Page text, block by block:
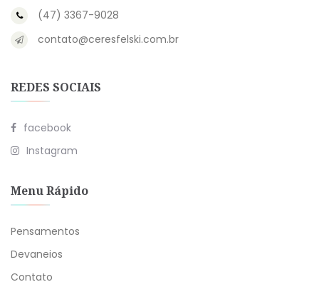
(47) 3367-9028
contato@ceresfelski.com.br
REDES SOCIAIS
facebook
Instagram
Menu Rápido
Pensamentos
Devaneios
Contato